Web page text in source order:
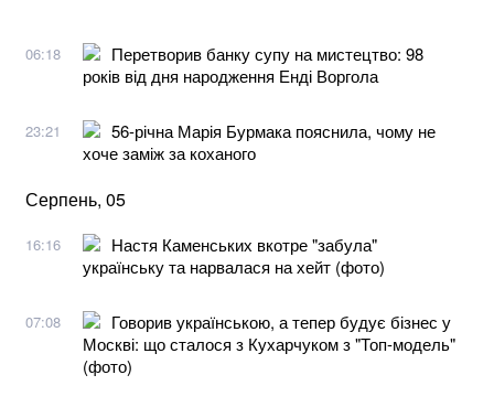
06:18
Перетворив банку супу на мистецтво: 98
років від дня народження Енді Воргола
23:21
56-річна Марія Бурмака пояснила, чому не
хоче заміж за коханого
Серпень, 05
16:16
Настя Каменських вкотре "забула"
українську та нарвалася на хейт (фото)
07:08
Говорив українською, а тепер будує бізнес у
Москві: що сталося з Кухарчуком з "Топ-модель"
(фото)